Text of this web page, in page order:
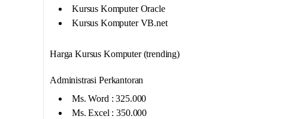
Kursus Komputer Oracle
Kursus Komputer VB.net
Harga Kursus Komputer (trending)
Administrasi Perkantoran
Ms. Word : 325.000
Ms. Excel : 350.000